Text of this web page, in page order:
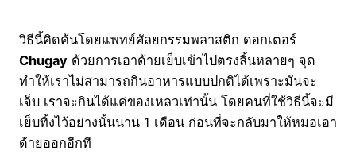
วิธีนี้คิดค้นโดยแพทย์ศัลยกรรมพลาสติก ดอกเตอร์
Chugay ด้วยการเอาด้ายเย็บเข้าไปตรงลิ้นหลายๆ จุด
ทำให้เราไม่สามารถกินอาหารแบบปกติได้เพราะมันจะ
เจ็บ เราจะกินได้แค่ของเหลวเท่านั้น โดยคนที่ใช้วิธีนี้จะมี
เย็บทิ้งไว้อย่างนั้นนาน 1 เดือน ก่อนที่จะกลับมาให้หมอเอา
ด้ายออกอีกที